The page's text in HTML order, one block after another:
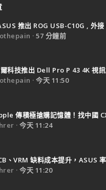
推出 ROG USB-C10G , 外
57 分鐘前
科技推出 Dell Pro P 43 4K 視
今天 11:50
傳積極搶購記憶體！找中國
今天 11:24
、VRM 缺料成本提升，ASUS
今天 11:20